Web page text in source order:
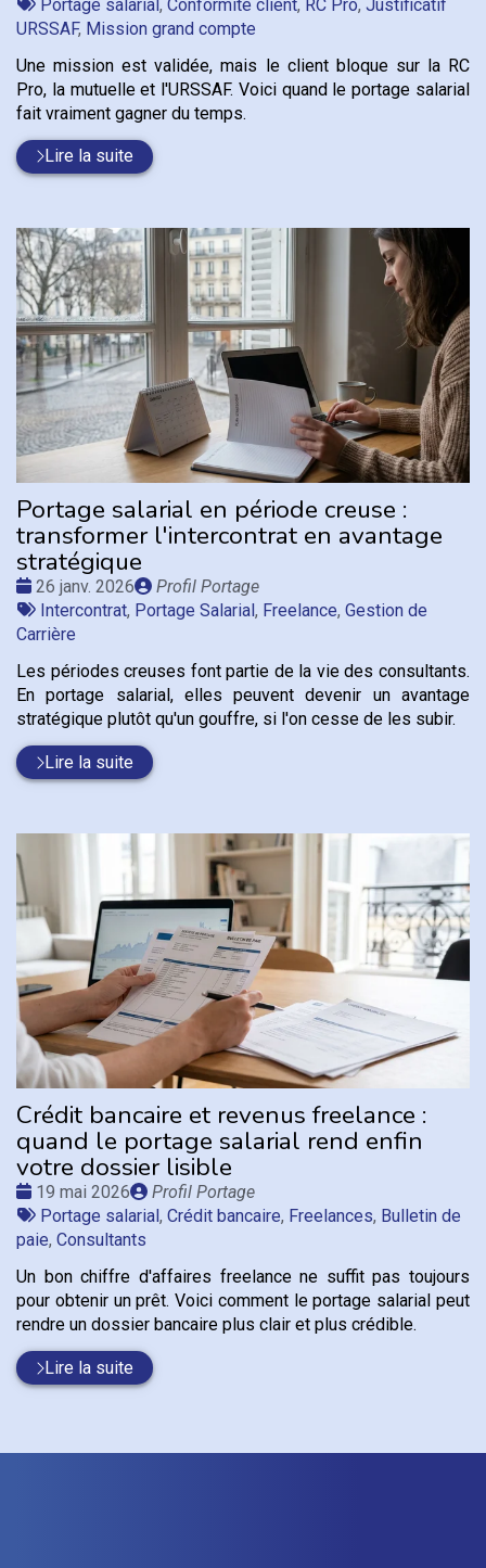
:
Portage salarial , Conformité client, RC Pro, Justificatif
URSSAF, Mission grand compte
Une mission est validée, mais le client bloque sur la RC
Pro, la mutuelle et l'URSSAF. Voici quand le portage salarial
fait vraiment gagner du temps.
Lire la suite
Portage salarial en période creuse :
transformer l'intercontrat en avantage
stratégique
Date
:
26 janv. 2026
Publié
par
Profil Portage
Tags
:
Intercontrat, Portage Salarial, Freelance, Gestion de
Carrière
Les périodes creuses font partie de la vie des consultants.
En portage salarial, elles peuvent devenir un avantage
stratégique plutôt qu'un gouffre, si l'on cesse de les subir.
Lire la suite
Crédit bancaire et revenus freelance :
quand le portage salarial rend enfin
votre dossier lisible
Date
:
19 mai 2026
Publié
par
Profil Portage
Tags
:
Portage salarial, Crédit bancaire, Freelances, Bulletin de
paie, Consultants
Un bon chiffre d'affaires freelance ne suffit pas toujours
pour obtenir un prêt. Voici comment le portage salarial peut
rendre un dossier bancaire plus clair et plus crédible.
Lire la suite